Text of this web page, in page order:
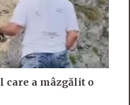
care a mâzgălit o